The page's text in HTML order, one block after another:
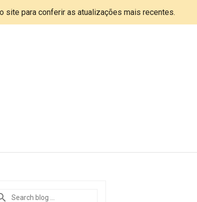
site para conferir as atualizações mais recentes.